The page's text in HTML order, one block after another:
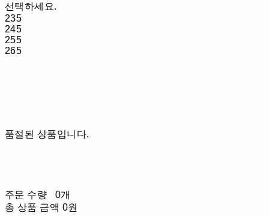
선택하세요.
235
245
255
265
품절된 상품입니다.
주문 수량
0개
총 상품 금액 0원